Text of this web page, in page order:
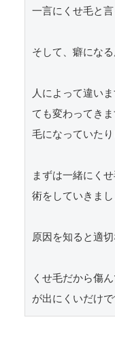
一言にくせ毛と
そして、癖にな
人によって違い
ても変わってき
毛になっていたり
まずは一緒にく
術をしていきまし
原因を知ると適
くせ毛だから傷
が出にくいだけで